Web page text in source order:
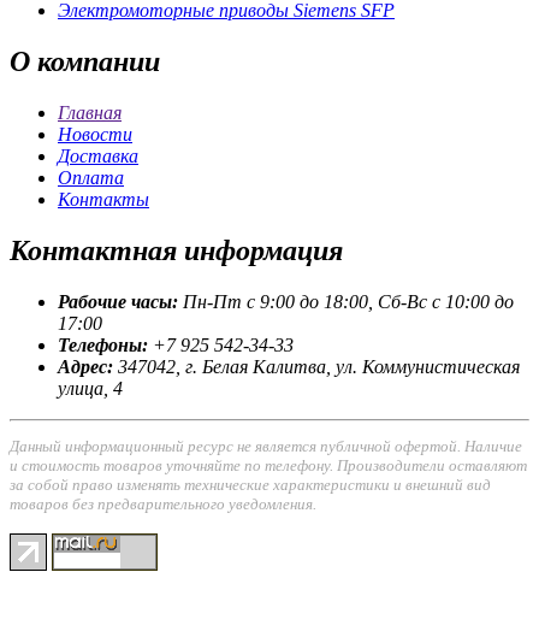
Электромоторные приводы Siemens SFP
О компании
Главная
Новости
Доставка
Оплата
Контакты
Контактная информация
Рабочие часы: Пн-Пт с 9:00 до 18:00, Сб-Вс с 10:00 до
17:00
Телефоны: +7 925 542-34-33
Адрес: 347042, г. Белая Калитва, ул. Коммунистическая
улица, 4
Данный информационный ресурс не является публичной офертой. Наличие
и стоимость товаров уточняйте по телефону. Производители оставляют
за собой право изменять технические характеристики и внешний вид
товаров без предварительного уведомления.